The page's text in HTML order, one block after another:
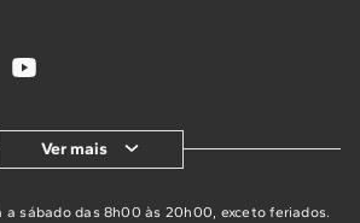
Ver mais
a sábado das 8h00 às 20h00, exceto feriados.